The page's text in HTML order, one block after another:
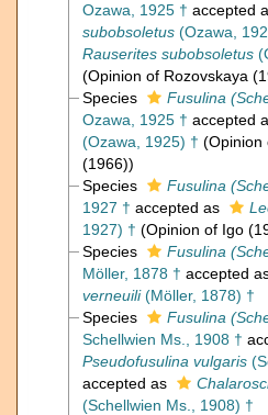
Ozawa, 1925 † accepted
subobsoletus(Ozawa,
Rauserites subobsoletus
(Opinion of Rozovskaya
Species
Fusulina
Ozawa, 1925 † accepted
(Ozawa, 1925) † (Opinion
(1966))
Species
Fusulina
1927 † accepted as
1927) † (Opinion of Igo
Species
Fusulina
Möller, 1878 † accepted
verneuili(Möller, 1878) †
Species
Fusulina
Schellwien Ms., 1908 †
Pseudofusulina vulgaris
accepted as
(Schellwien Ms., 1908) †